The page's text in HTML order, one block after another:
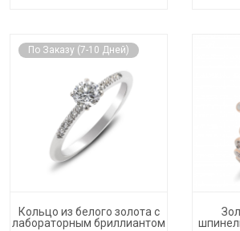
По Заказу (7-10 Дней)
Кольцо из белого золота с
лабораторным бриллиантом